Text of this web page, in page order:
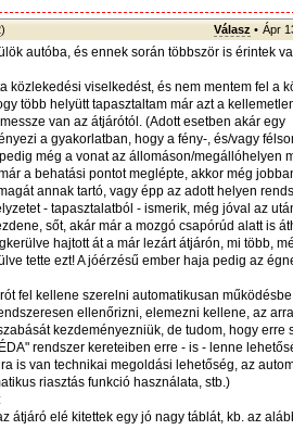
) Válasz • Ápr
autóba, és ennek során többször is érintek
közlekedési viselkedést, és nem mentem fel a
több helyütt tapasztaltam már azt a
van az átjárótól. (Adott esetben akár egy
a gyakorlatban, hogy a fény-, és/vagy
még a vonat az állomáson/megállóhelyen
a behatási pontot meglépte, akkor még
annak tartó, vagy épp az adott helyen
- tapasztalatból - ismerik, még jóval az
sőt, akár már a mozgó csapórúd alatt is
hajtott át a már lezárt átjárón, mi több,
tette ezt! A jóérzésű ember haja pedig az
fel kellene szerelni automatikusan
ellenőrizni, elemezni kellene, az arra
kezdeményezniük, de tudom, hogy erre
rendszer kereteiben erre - is - lenne
is van technikai megoldási lehetőség, az
riasztás funkció használata, stb.)
átjáró elé kitettek egy jó nagy táblát, kb. az